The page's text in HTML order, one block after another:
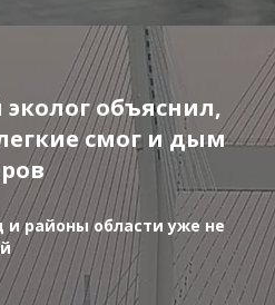
объяснил,
смог и дым
и районы области уже не